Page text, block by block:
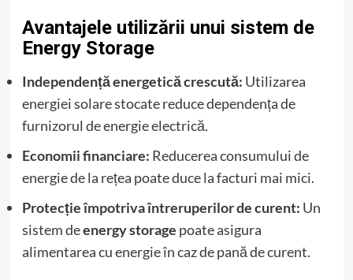
Avantajele utilizării unui sistem de
Energy Storage
Independență energetică crescută: Utilizarea
energiei solare stocate reduce dependența de
furnizorul de energie electrică.
Economii financiare: Reducerea consumului de
energie de la rețea poate duce la facturi mai mici.
Protecție împotriva întreruperilor de curent: Un
sistem deenergy storage poate asigura
alimentarea cu energie în caz de pană de curent.